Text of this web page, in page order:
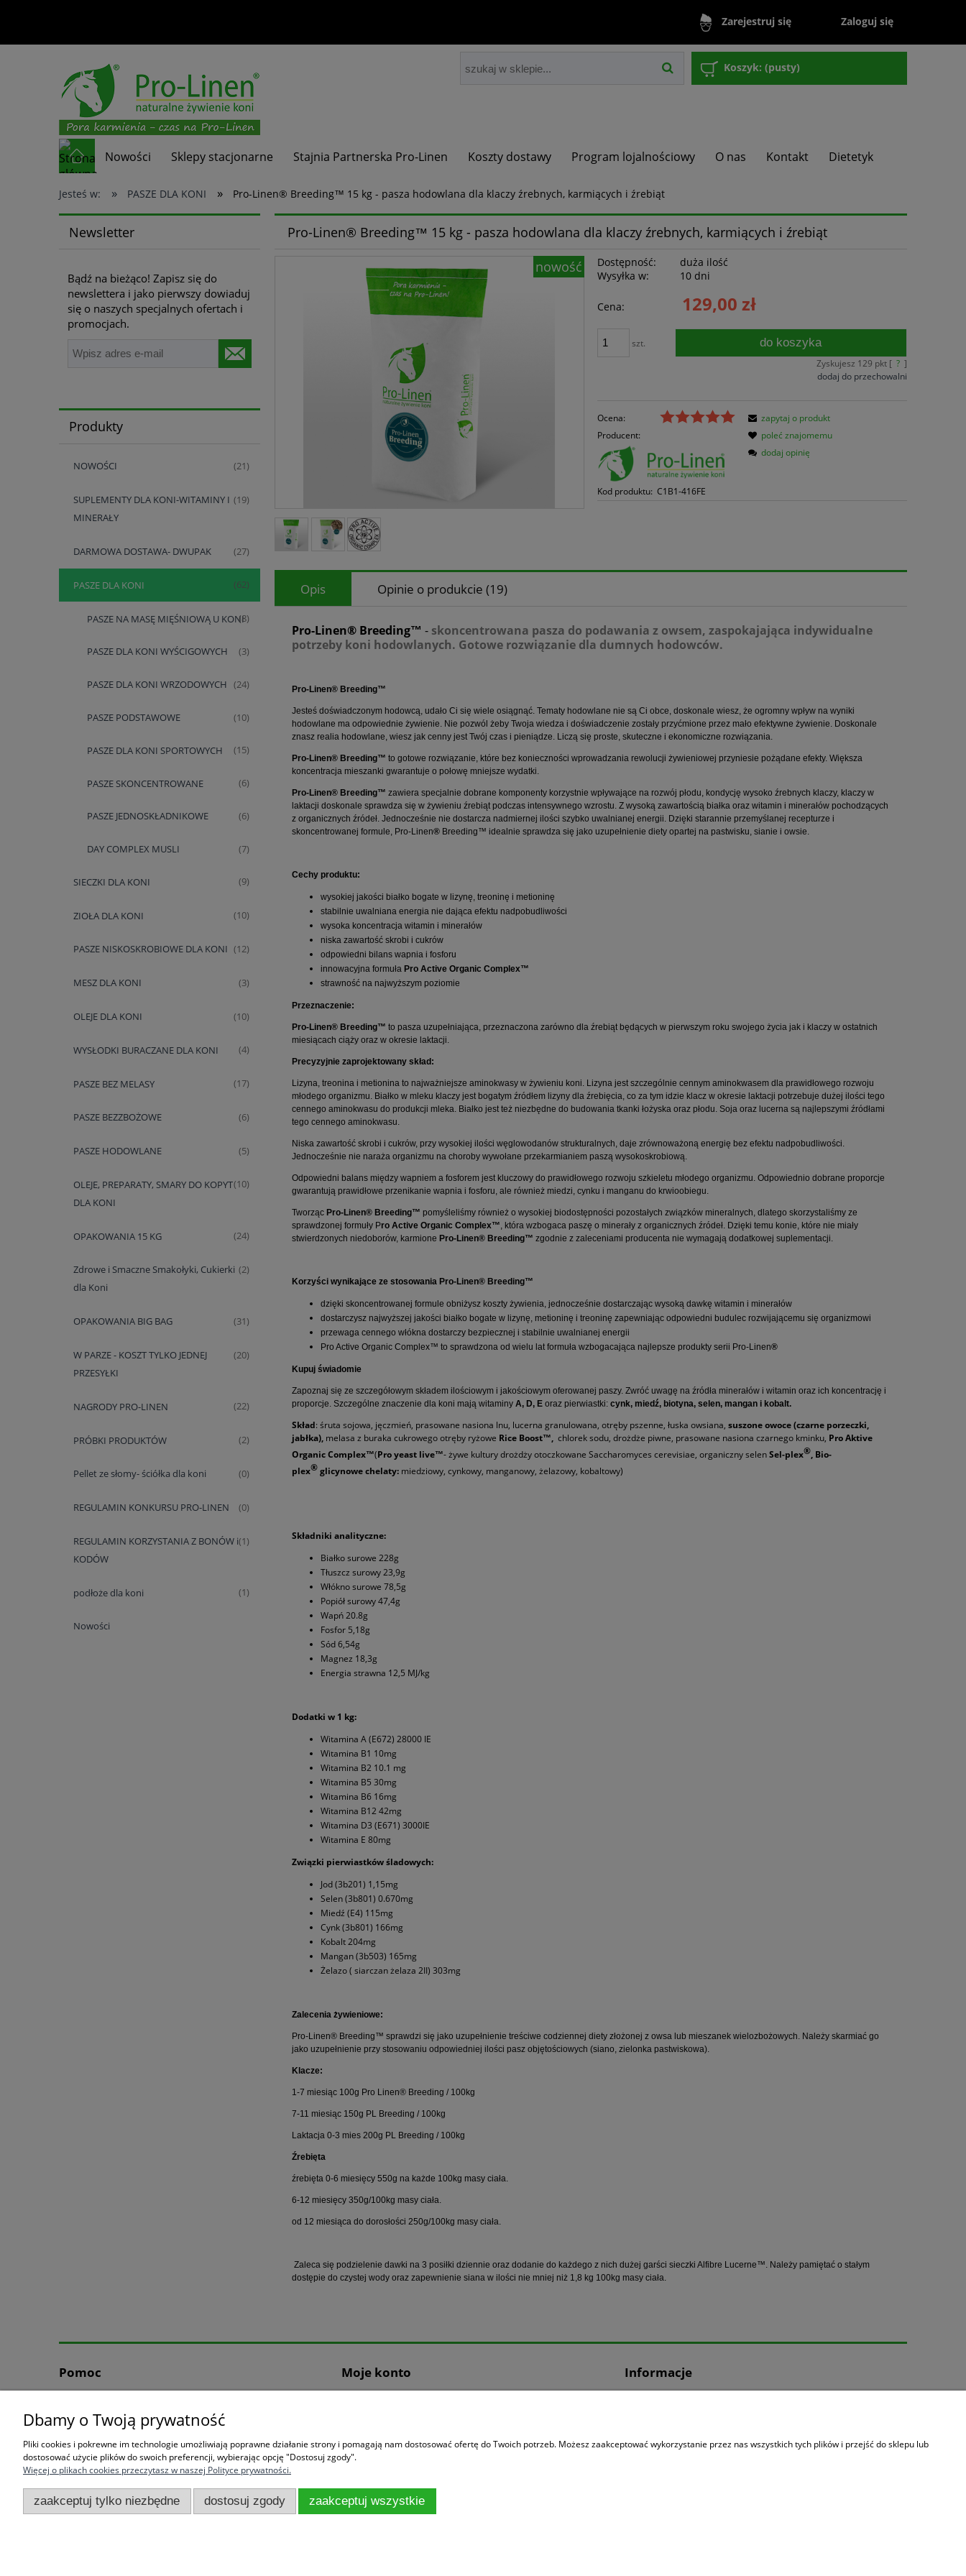
Zarejestruj się Zaloguj się
Koszyk: (pusty)
Nowości Sklepy stacjonarne Stajnia Partnerska Pro-Linen Koszty dostawy Program lojalnościowy O nas Kontakt Dietetyk
Jesteś w: » PASZE DLA KONI » Pro-Linen® Breeding™ 15 kg - pasza hodowlana dla klaczy źrebnych, karmiących i źrebiąt
Newsletter
Bądź na bieżąco! Zapisz się do
newslettera i jako pierwszy dowiaduj
się o naszych specjalnych ofertach i
promocjach.
Produkty
NOWOŚCI (21)
SUPLEMENTY DLA KONI-WITAMINY I
MINERAŁY
(19)
DARMOWA DOSTAWA- DWUPAK (27)
PASZE DLA KONI (62)
PASZE NA MASĘ MIĘŚNIOWĄ U KONI(8)
PASZE DLA KONI WYŚCIGOWYCH (3)
PASZE DLA KONI WRZODOWYCH (24)
PASZE PODSTAWOWE (10)
PASZE DLA KONI SPORTOWYCH (15)
PASZE SKONCENTROWANE (6)
PASZE JEDNOSKŁADNIKOWE (6)
DAY COMPLEX MUSLI (7)
SIECZKI DLA KONI (9)
ZIOŁA DLA KONI (10)
PASZE NISKOSKROBIOWE DLA KONI (12)
MESZ DLA KONI (3)
OLEJE DLA KONI (10)
WYSŁODKI BURACZANE DLA KONI (4)
PASZE BEZ MELASY (17)
PASZE BEZZBOŻOWE (6)
PASZE HODOWLANE (5)
OLEJE, PREPARATY, SMARY DO KOPYT
DLA KONI
(10)
OPAKOWANIA 15 KG (24)
Zdrowe i Smaczne Smakołyki, Cukierki
dla Koni
(2)
OPAKOWANIA BIG BAG (31)
W PARZE - KOSZT TYLKO JEDNEJ
PRZESYŁKI
(20)
NAGRODY PRO-LINEN (22)
PRÓBKI PRODUKTÓW (2)
Pellet ze słomy- ściółka dla koni (0)
REGULAMIN KONKURSU PRO-LINEN (0)
REGULAMIN KORZYSTANIA Z BONÓW i
KODÓW
(1)
podłoże dla koni (1)
Nowości
Pro-Linen® Breeding™ 15 kg - pasza hodowlana dla klaczy źrebnych, karmiących i źrebiąt
nowość
Dostępność:
duża ilość
Wysyłka w:
10 dni
Cena: 129,00 zł
szt. do koszyka
Zyskujesz 129 pkt [ ? ]
dodaj do przechowalni
Ocena:
Producent:
Kod produktu: C1B1-416FE
zapytaj o produkt
poleć znajomemu
dodaj opinię
Opis Opinie o produkcie (19)
Pro-Linen® Breeding™ - skoncentrowana pasza do podawania z owsem, zaspokajająca indywidualne
potrzeby koni hodowlanych. Gotowe rozwiązanie dla dumnych hodowców.
Pro-Linen® Breeding™
Jesteś doświadczonym hodowcą, udało Ci się wiele osiągnąć. Tematy hodowlane nie są Ci obce, doskonale wiesz, że ogromny wpływ na wyniki
hodowlane ma odpowiednie żywienie. Nie pozwól żeby Twoja wiedza i doświadczenie zostały przyćmione przez mało efektywne żywienie. Doskonale
znasz realia hodowlane, wiesz jak cenny jest Twój czas i pieniądze. Liczą się proste, skuteczne i ekonomiczne rozwiązania.
Pro-Linen® Breeding™ to gotowe rozwiązanie, które bez konieczności wprowadzania rewolucji żywieniowej przyniesie pożądane efekty. Większa
koncentracja mieszanki gwarantuje o połowę mniejsze wydatki.
Pro-Linen® Breeding™ zawiera specjalnie dobrane komponenty korzystnie wpływające na rozwój płodu, kondycję wysoko źrebnych klaczy, klaczy w
laktacji doskonale sprawdza się w żywieniu źrebiąt podczas intensywnego wzrostu. Z wysoką zawartością białka oraz witamin i minerałów pochodzących
z organicznych źródeł. Jednocześnie nie dostarcza nadmiernej ilości szybko uwalnianej energii. Dzięki starannie przemyślanej recepturze i
skoncentrowanej formule, Pro-Linen® Breeding™ idealnie sprawdza się jako uzupełnienie diety opartej na pastwisku, sianie i owsie.
Cechy produktu:
wysokiej jakości białko bogate w lizynę, treoninę i metioninę
stabilnie uwalniana energia nie dająca efektu nadpobudliwości
wysoka koncentracja witamin i minerałów
niska zawartość skrobi i cukrów
odpowiedni bilans wapnia i fosforu
innowacyjna formuła Pro Active Organic Complex™
strawność na najwyższym poziomie
Przeznaczenie:
Pro-Linen® Breeding™ to pasza uzupełniająca, przeznaczona zarówno dla źrebiąt będących w pierwszym roku swojego życia jak i klaczy w ostatnich
miesiącach ciąży oraz w okresie laktacji.
Precyzyjnie zaprojektowany skład:
Lizyna, treonina i metionina to najważniejsze aminokwasy w żywieniu koni. Lizyna jest szczególnie cennym aminokwasem dla prawidłowego rozwoju
młodego organizmu. Białko w mleku klaczy jest bogatym źródłem lizyny dla źrebięcia, co za tym idzie klacz w okresie laktacji potrzebuje dużej ilości tego
cennego aminokwasu do produkcji mleka. Białko jest też niezbędne do budowania tkanki łożyska oraz płodu. Soja oraz lucerna są najlepszymi źródłami
tego cennego aminokwasu.
Niska zawartość skrobi i cukrów, przy wysokiej ilości węglowodanów strukturalnych, daje zrównoważoną energię bez efektu nadpobudliwości.
Jednocześnie nie naraża organizmu na choroby wywołane przekarmianiem paszą wysokoskrobiową.
Odpowiedni balans między wapniem a fosforem jest kluczowy do prawidłowego rozwoju szkieletu młodego organizmu. Odpowiednio dobrane proporcje
gwarantują prawidłowe przenikanie wapnia i fosforu, ale również miedzi, cynku i manganu do krwioobiegu.
Tworząc Pro-Linen® Breeding™ pomyśleliśmy również o wysokiej biodostępności pozostałych związków mineralnych, dlatego skorzystaliśmy ze
sprawdzonej formuły Pro Active Organic Complex™ , która wzbogaca paszę o minerały z organicznych źródeł. Dzięki temu konie, które nie miały
stwierdzonych niedoborów, karmione Pro-Linen® Breeding™ zgodnie z zaleceniami producenta nie wymagają dodatkowej suplementacji.
Korzyści wynikające ze stosowania Pro-Linen® Breeding™
dzięki skoncentrowanej formule obniżysz koszty żywienia, jednocześnie dostarczając wysoką dawkę witamin i minerałów
dostarczysz najwyższej jakości białko bogate w lizynę, metioninę i treoninę zapewniając odpowiedni budulec rozwijającemu się organizmowi
przewaga cennego włókna dostarczy bezpiecznej i stabilnie uwalnianej energii
Pro Active Organic Complex™ to sprawdzona od wielu lat formuła wzbogacająca najlepsze produkty serii Pro-Linen®
Kupuj świadomie
Zapoznaj się ze szczegółowym składem ilościowym i jakościowym oferowanej paszy. Zwróć uwagę na źródła minerałów i witamin oraz ich koncentrację i
proporcje. Szczególne znaczenie dla koni mają witaminy A, D, E oraz pierwiastki: cynk, miedź, biotyna, selen, mangan i kobalt.
Skład: śruta sojowa, jęczmień, prasowane nasiona lnu, lucerna granulowana, otręby pszenne, łuska owsiana, suszone owoce (czarne porzeczki,
jabłka), melasa z buraka cukrowego otręby ryżowe Rice Boost™, chlorek sodu, drożdże piwne, prasowane nasiona czarnego kminku, Pro Aktive
Organic Complex™(Pro yeast live™- żywe kultury drożdży otoczkowane Saccharomyces cerevisiae, organiczny selenSel-plex®, Bio-
plex®glicynowe chelaty: miedziowy, cynkowy, manganowy, żelazowy, kobaltowy)
Składniki analityczne:
Białko surowe 228g
Tłuszcz surowy 23,9g
Włókno surowe 78,5g
Popiół surowy 47,4g
Wapń 20.8g
Fosfor 5,18g
Sód 6,54g
Magnez 18,3g
Energia strawna 12,5 MJ/kg
Dodatki w 1 kg:
Witamina A (E672) 28000 IE
Witamina B1 10mg
Witamina B2 10.1 mg
Witamina B5 30mg
Witamina B6 16mg
Witamina B12 42mg
Witamina D3 (E671) 3000IE
Witamina E 80mg
Związki pierwiastków śladowych:
Jod (3b201) 1,15mg
Selen (3b801) 0.670mg
Miedź (E4) 115mg
Cynk (3b801) 166mg
Kobalt 204mg
Mangan (3b503) 165mg
Żelazo ( siarczan żelaza 2II) 303mg
Zalecenia żywieniowe:
Pro-Linen® Breeding™ sprawdzi się jako uzupełnienie treściwe codziennej diety złożonej z owsa lub mieszanek wielozbożowych. Należy skarmiać go
jako uzupełnienie przy stosowaniu odpowiedniej ilości pasz objętościowych (siano, zielonka pastwiskowa).
Klacze:
1-7 miesiąc 100g Pro Linen® Breeding / 100kg
7-11 miesiąc 150g PL Breeding / 100kg
Laktacja 0-3 mies 200g PL Breeding / 100kg
Źrebięta
źrebięta 0-6 miesięcy 550g na każde 100kg masy ciała.
6-12 miesięcy 350g/100kg masy ciała.
od 12 miesiąca do dorosłości 250g/100kg masy ciała.
Zaleca się podzielenie dawki na 3 posiłki dziennie oraz dodanie do każdego z nich dużej garści sieczki Alfibre Lucerne™. Należy pamiętać o stałym
dostępie do czystej wody oraz zapewnienie siana w ilości nie mniej niż 1,8 kg 100kg masy ciała.
Pomoc
Formy płatności
Polityka prywatności
Regulamin zakupów- zwroty i reklamacje
Moje konto
Przechowalnia
Informacje
Dbamy o Twoją prywatność
Pliki cookies i pokrewne im technologie umożliwiają poprawne działanie strony i pomagają nam dostosować ofertę do Twoich potrzeb. Możesz zaakceptować wykorzystanie przez nas wszystkich tych plików i przejść do sklepu lub
dostosować użycie plików do swoich preferencji, wybierając opcję "Dostosuj zgody".
Więcej o plikach cookies przeczytasz w naszej Polityce prywatności.
zaakceptuj tylko niezbędne dostosuj zgody zaakceptuj wszystkie